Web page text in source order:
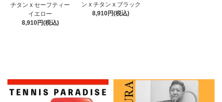
チタン x セーフティー
イエロー
8,910円(税込)
ン x チタン x ブラック
8,910円(税込)